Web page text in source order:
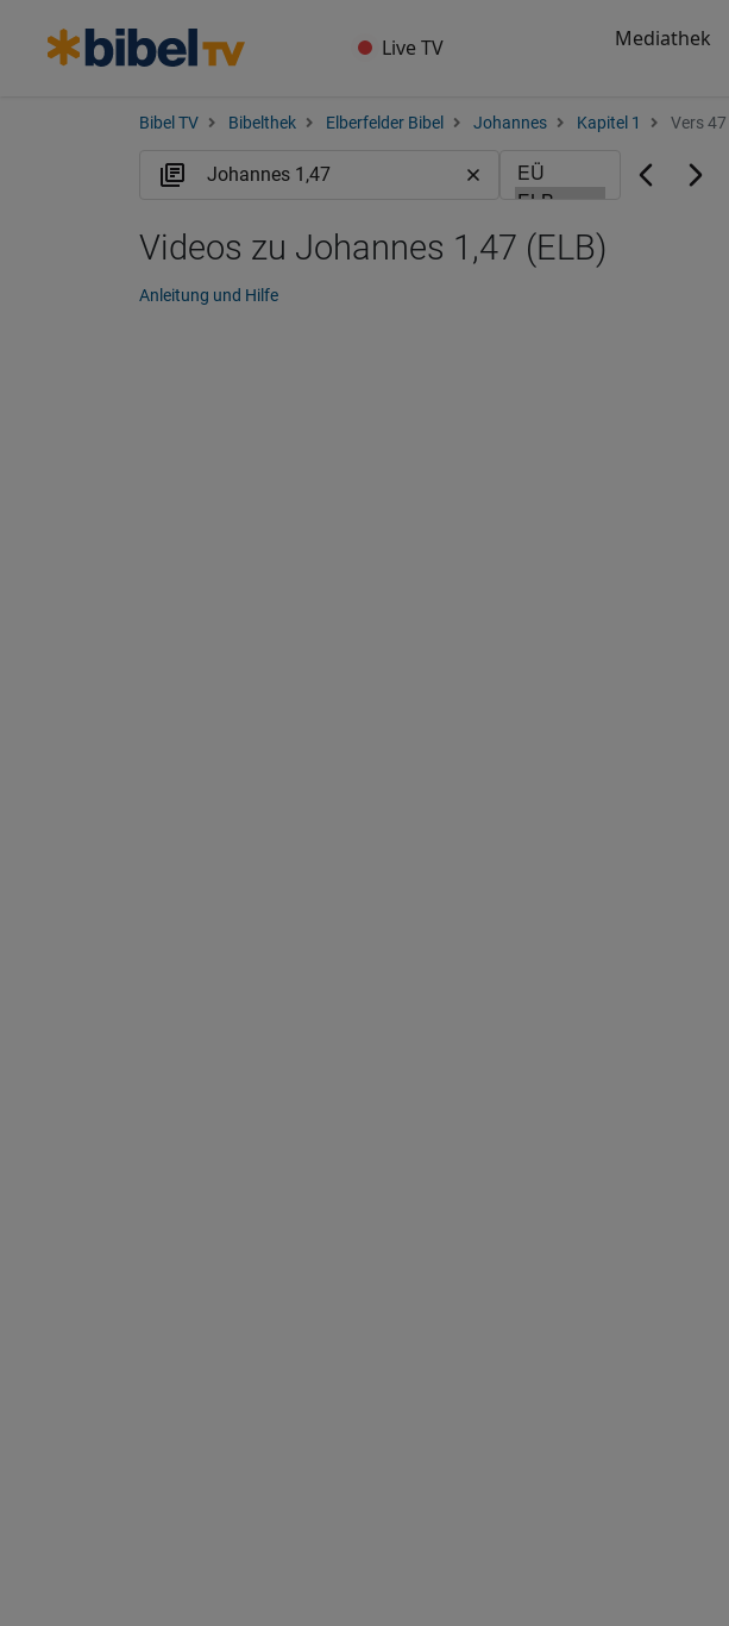
Live TV Mediathek
Bibel TV Bibelthek Elberfelder Bibel Johannes Kapitel 1 Vers 47
Videos zu Johannes 1,47 (ELB)
Anleitung und Hilfe